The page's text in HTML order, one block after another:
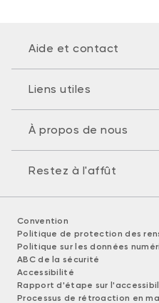
Aide et contact
Liens utiles
À propos de nous
Restez à l'affût
Convention
Politique de protection des
Politique sur les données
ABC de la sécurité
Accessibilité
Rapport d'étape sur
Processus de rétroaction en